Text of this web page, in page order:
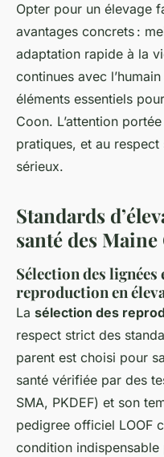
Opter pour un élevage
avantages concrets :
adaptation rapide à la
continues avec
éléments essentiels
Coon. L’attention
pratiques, et au
sérieux.
Standards
santé des
Sélection des
reproduction en
La sélection des
respect strict des
parent est choisi pour sa
santé vérifiée par des
SMA, PKDEF) et son
pedigree officiel LOOF
condition